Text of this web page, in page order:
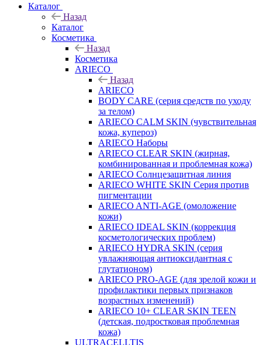
Каталог
Назад
Каталог
Косметика
Назад
Косметика
ARIECO
Назад
ARIECO
BODY CARE (серия средств по уходу
за телом)
ARIECO CALM SKIN (чувствительная
кожа, купероз)
ARIECO Наборы
ARIECO CLEAR SKIN (жирная,
комбинированная и проблемная кожа)
ARIECO Солнцезащитная линия
ARIECO WHITE SKIN Серия против
пигментации
ARIECO ANTI-AGE (омоложение
кожи)
ARIECO IDEAL SKIN (коррекция
косметологических проблем)
ARIECO HYDRA SKIN (серия
увлажняющая антиоксидантная с
глутатионом)
ARIECO PRO-AGE (для зрелой кожи и
профилактики первых признаков
возрастных изменений)
ARIECO 10+ CLEAR SKIN TEEN
(детская, подростковая проблемная
кожа)
ULTRACELLTIS